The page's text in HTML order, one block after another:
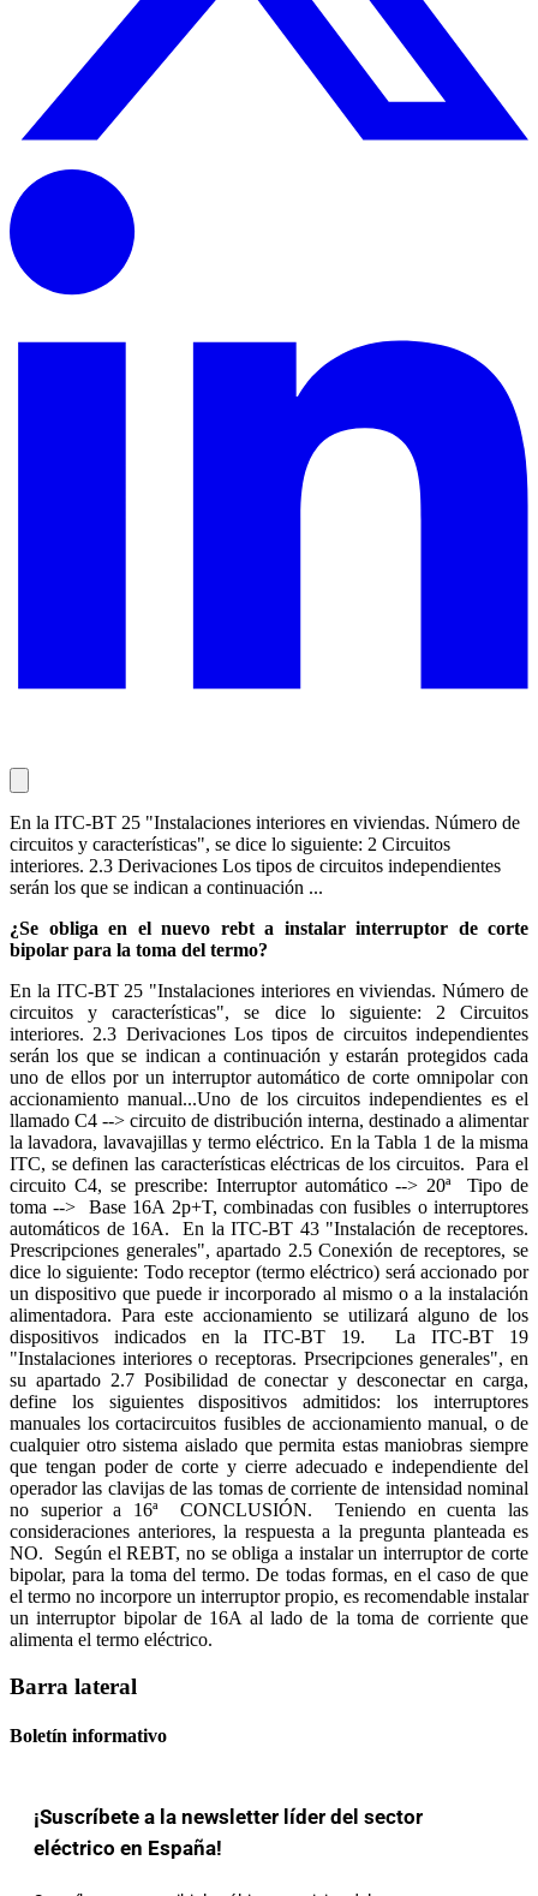
En la ITC-BT 25 "Instalaciones interiores en viviendas. Número de
circuitos y características", se dice lo siguiente: 2 Circuitos
interiores. 2.3 Derivaciones Los tipos de circuitos independientes
serán los que se indican a continuación ...
¿Se obliga en el nuevo rebt a instalar interruptor de corte
bipolar para la toma del termo?
En la ITC-BT 25 "Instalaciones interiores en viviendas. Número de
circuitos y características", se dice lo siguiente: 2 Circuitos
interiores. 2.3 Derivaciones Los tipos de circuitos independientes
serán los que se indican a continuación y estarán protegidos cada
uno de ellos por un interruptorautomático de corte omnipolar con
accionamiento manual...Uno de los circuitos independientes es el
llamado C4 --> circuito de distribución interna, destinado a alimentar
la lavadora, lavavajillas y termo eléctrico. En la Tabla 1 de la misma
ITC, se definen las características eléctricas de los circuitos. Para el
circuito C4, se prescribe: Interruptor automático --> 20ª Tipo de
toma --> Base 16A 2p+T, combinadas con fusibles o interruptores
automáticos de 16A. En la ITC-BT 43 "Instalación de receptores.
Prescripciones generales", apartado 2.5 Conexión de receptores, se
dice lo siguiente: Todo receptor (termo eléctrico) será accionado por
un dispositivo que puede ir incorporado al mismo o a la instalación
alimentadora. Para este accionamiento se utilizará alguno de los
dispositivos indicados en la ITC-BT 19. La ITC-BT 19
"Instalaciones interiores o receptoras. Prsecripciones generales", en
su apartado 2.7 Posibilidad de conectar y desconectar en carga,
define los siguientes dispositivos admitidos: los interruptores
manuales los cortacircuitos fusibles de accionamiento manual, o de
cualquier otro sistema aislado que permita estas maniobras siempre
que tengan poder de corte y cierre adecuado e independiente del
operador las clavijas de las tomas de corriente de intensidad nominal
no superior a 16ª CONCLUSIÓN. Teniendo en cuenta las
consideraciones anteriores, la respuesta a la pregunta planteada es
NO. Según el REBT, no se obliga a instalar un interruptor de corte
bipolar, para la toma del termo. De todas formas, en el caso de que
el termo no incorpore un interruptor propio, es recomendable instalar
un interruptor bipolar de 16A al lado de la toma de corriente que
alimenta el termo eléctrico.
Barra lateral
Boletín informativo
¡Suscríbete a la newsletter líder del sector
eléctrico en España!